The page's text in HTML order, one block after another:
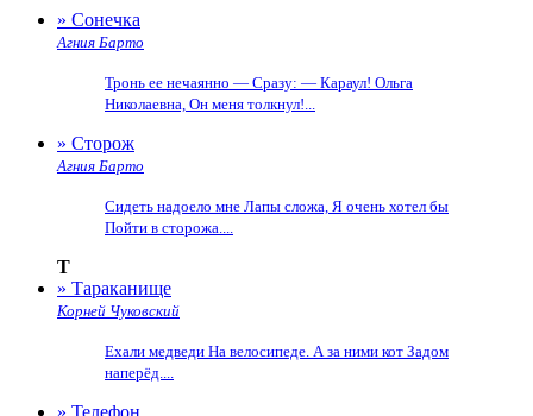
» Сонечка
Агния Барто
Тронь ее нечаянно — Сразу: — Караул! Ольга
Николаевна, Он меня толкнул!...
» Сторож
Агния Барто
Сидеть надоело мне Лапы сложа, Я очень хотел бы
Пойти в сторожа....
Т
» Тараканище
Корней Чуковский
Ехали медведи На велосипеде. А за ними кот Задом
наперёд....
» Телефон